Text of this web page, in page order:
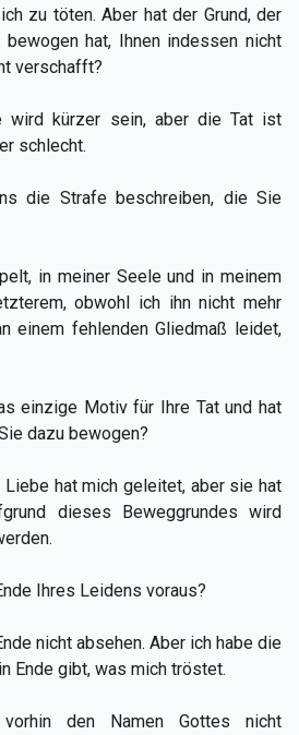
zu töten. Aber hat der Grund, der
hat, Ihnen indessen nicht
verschafft?
wird kürzer sein, aber die Tat ist
schlecht.
die Strafe beschreiben, die Sie
in meiner Seele und in meinem
obwohl ich ihn nicht mehr
einem fehlenden Gliedmaß leidet,
einzige Motiv für Ihre Tat und hat
dazu bewogen?
Liebe hat mich geleitet, aber sie hat
dieses Beweggrundes wird
Ihres Leidens voraus?
nicht absehen. Aber ich habe die
Ende gibt, was mich tröstet.
den Namen Gottes nicht